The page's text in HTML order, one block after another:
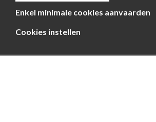
Enkel minimale cookies aanvaarden
Cookies instellen